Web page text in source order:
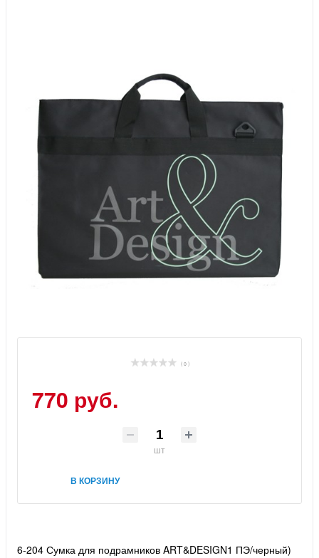
( 0 )
770 руб.
шт
В КОРЗИНУ
6-204 Сумка для подрамников ART&DESIGN1 ПЭ/черный)